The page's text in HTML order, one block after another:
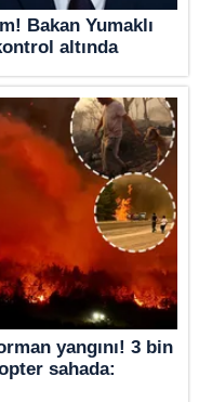
Bakan Yumaklı
altında
yangını! 3 bin
sahada: